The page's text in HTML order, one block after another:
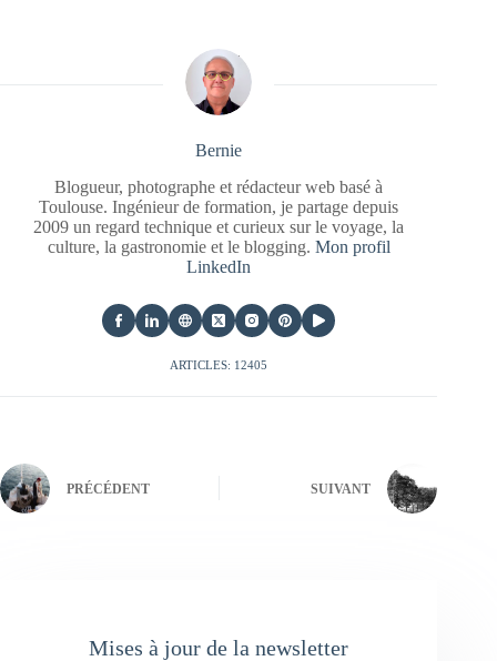
Bernie
Blogueur, photographe et rédacteur web basé à
Toulouse. Ingénieur de formation, je partage depuis
2009 un regard technique et curieux sur le voyage, la
culture, la gastronomie et le blogging. Mon profil
LinkedIn
ARTICLES: 12405
PRÉCÉDENT SUIVANT
Mises à jour de la newsletter